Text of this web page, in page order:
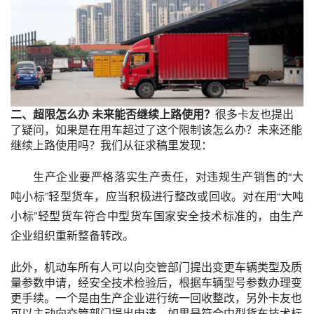
二、超限怎么办 未来能否继续上路使用？ 很多卡友也提出
了疑问，如果是在用车超过了这个限制该怎么办？未来还能
继续上路使用吗？我们从征求稿里发现：
生产企业要严格落实生产责任，对违规生产销售的“大
吨小标”轻型货车，应当积极进行整改或回收。对在用“大吨
小标”轻型货车符合中型货车国家安全技术标准的，由生产
企业组织重新整备转改。
此外，机动车所有人可以向交管部门提出变更车辆类型及质
量参数申请，经安全技术检验后，根据车辆型号参数办理变
更手续。一个是由生产企业进行统一回收整改，另外卡友也